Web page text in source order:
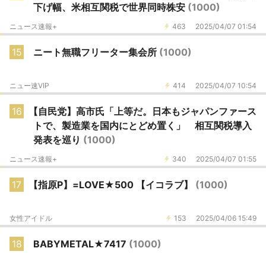
下げ幅、米相互関税で世界同時株安 (1000)
463 2025/04/07 01:54
ニュース速報+
15 ニート無職フリーター集会所 (1000)
414 2025/04/07 10:54
ニュー速VIP
16
【自民党】高市氏「上等だ。日本もジャパンファース
トで、製造業を国内にとどめ置く」 相互関税導入
発表を巡り (1000)
340 2025/04/07 01:55
ニュース速報+
17 【指原P】=LOVE★500 【イコラブ】 (1000)
153 2025/04/06 15:49
女性アイドル
18 BABYMETAL★7417 (1000)